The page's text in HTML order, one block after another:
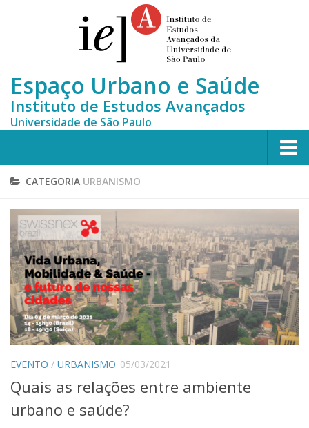
Espaço Urbano e Saúde
Instituto de Estudos Avançados
Universidade de São Paulo
Home
Equipe
MONITORA-CLUSTERS
Publicações científicas
Notícias
Contato
Idioma:
Português
CATEGORIA URBANISMO
EVENTO / URBANISMO 05/03/2021
Quais as relações entre ambiente
urbano e saúde?